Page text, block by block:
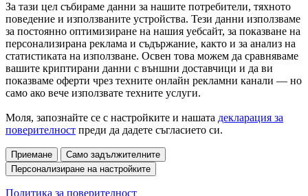
За тази цел събираме данни за нашите потребители, тяхното
поведение и използваните устройства. Тези данни използваме
за постоянно оптимизиране на нашия уебсайт, за показване на
персонализирана реклама и съдържание, както и за анализ на
статистиката на използване. Освен това можем да сравняваме
вашите криптирани данни с външни доставчици и да ви
показваме оферти чрез техните онлайн рекламни канали — но
само ако вече използвате техните услуги.
Моля, запознайте се с настройките и нашата декларация за
поверителност преди да дадете съгласието си.
Приемане
Само задължителните
Персонализиране на настройките
Политика за поверителност